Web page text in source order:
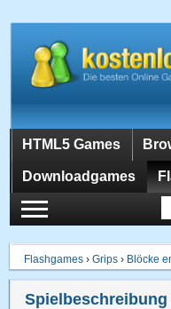
HTML5 Games
Downloadgames
Flashgames ›Grips › Blöcke